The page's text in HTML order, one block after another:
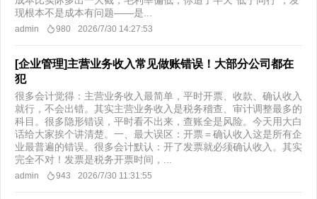
现根本不是成本有问题——是...
admin 980 2026/7/30 14:27:53
[企业管理]主营业务收入常见做账错误！大部分公司都在
犯
很多会计觉得：主营业务收入最简单，平时开票、收款、确认收入
就行，不会出错。其实主营业务收入是税务稽查、审计调整最多的
科目。很多隐形错误，平时看不出来，查账全是风险。今天用大白
话给大家挨个讲清楚。一、最大误区：开票＝确认收入这是所有企
业最普遍的错误。很多会计默认：开了发票就必须确认收入。其实
完全不对！发票是税务开票时间，...
admin 943 2026/7/30 11:31:55